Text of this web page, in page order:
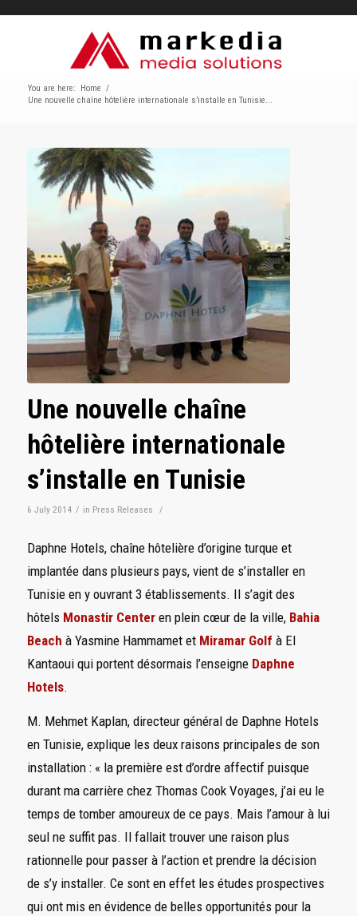
You are here: Home /
Une nouvelle chaîne hôtelière internationale s’installe en Tunisie...
Une nouvelle chaîne
hôtelière internationale
s’installe en Tunisie
6 July 2014 / in Press Releases /
Daphne Hotels, chaîne hôtelière d’origine turque et
implantée dans plusieurs pays, vient de s’installer en
Tunisie en y ouvrant 3 établissements. Il s’agit des
hôtels Monastir Centeren plein cœur de la ville, Bahia
Beach à Yasmine Hammamet et Miramar Golf à El
Kantaoui qui portent désormais l’enseigne Daphne
Hotels.
M. Mehmet Kaplan, directeur général de Daphne Hotels
en Tunisie, explique les deux raisons principales de son
installation : « la première est d’ordre affectif puisque
durant ma carrière chez Thomas Cook Voyages, j’ai eu le
temps de tomber amoureux de ce pays. Mais l’amour à lui
seul ne suffit pas. Il fallait trouver une raison plus
rationnelle pour passer à l’action et prendre la décision
de s’y installer. Ce sont en effet les études prospectives
qui ont mis en évidence de belles opportunités pour la